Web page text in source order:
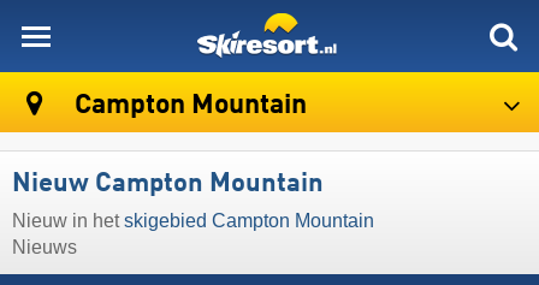
Campton Mountain
Nieuw Campton Mountain
Nieuw in hetskigebied Campton Mountain
Nieuws